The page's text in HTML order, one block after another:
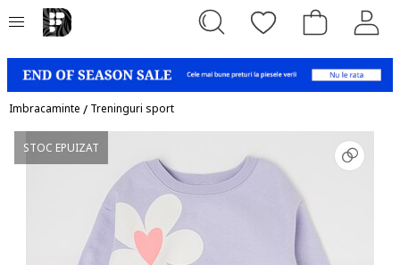
Imbracaminte / Treninguri sport
STOC EPUIZAT